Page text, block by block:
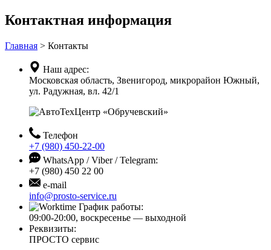
Контактная информация
Главная > Контакты
Наш адрес:
Московская область, Звенигород, микрорайон Южный,
ул. Радужная, вл. 42/1
Телефон
+7 (980) 450-22-00
WhatsApp / Viber / Telegram:
+7 (980) 450 22 00
e-mail
info@prosto-service.ru
График работы:
09:00-20:00, воскресенье — выходной
Реквизиты:
ПРОСТО сервис